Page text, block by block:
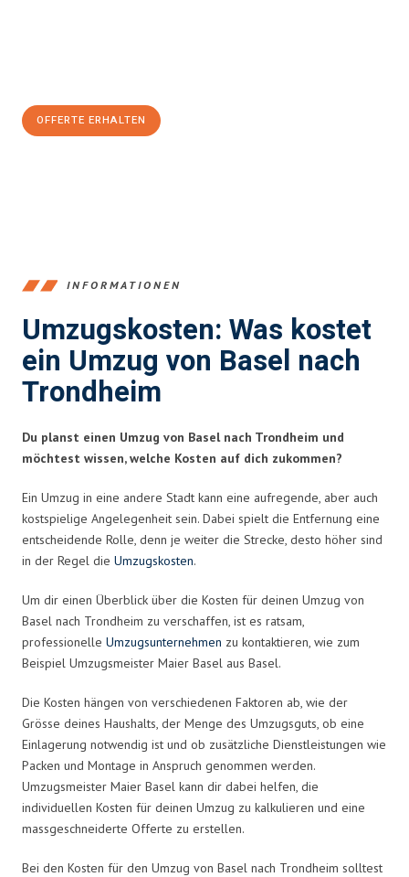
OFFERTE ERHALTEN
INFORMATIONEN
Umzugskosten: Was kostet
ein Umzug von Basel nach
Trondheim
Du planst einen Umzug von Basel nach Trondheim und
möchtest wissen, welche Kosten auf dich zukommen?
Ein Umzug in eine andere Stadt kann eine aufregende, aber auch
kostspielige Angelegenheit sein. Dabei spielt die Entfernung eine
entscheidende Rolle, denn je weiter die Strecke, desto höher sind
in der Regel die Umzugskosten.
Um dir einen Überblick über die Kosten für deinen Umzug von
Basel nach Trondheim zu verschaffen, ist es ratsam,
professionelle Umzugsunternehmen zu kontaktieren, wie zum
Beispiel Umzugsmeister Maier Basel aus Basel.
Die Kosten hängen von verschiedenen Faktoren ab, wie der
Grösse deines Haushalts, der Menge des Umzugsguts, ob eine
Einlagerung notwendig ist und ob zusätzliche Dienstleistungen wie
Packen und Montage in Anspruch genommen werden.
Umzugsmeister Maier Basel kann dir dabei helfen, die
individuellen Kosten für deinen Umzug zu kalkulieren und eine
massgeschneiderte Offerte zu erstellen.
Bei den Kosten für den Umzug von Basel nach Trondheim solltest